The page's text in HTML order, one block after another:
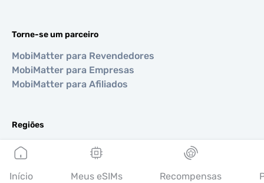
Torne-se um parceiro
MobiMatter para Revendedores
MobiMatter para Empresas
MobiMatter para Afiliados
Regiões
eSIM para Europa
eSIM para Ásia
eSIM para Américas
Início Meus eSIMs Recompensas